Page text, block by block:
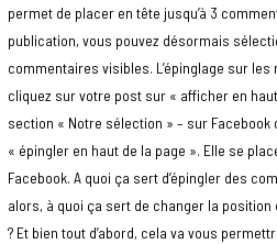
permet de placer en tête jusqu’à 3
publication, vous pouvez désormais
commentaires visibles. L’épinglage sur
cliquez sur votre post sur « afficher en
section « Notre sélection » – sur
« épingler en haut de la page ». Elle se
Facebook. A quoi ça sert d’épingler des
alors, à quoi ça sert de changer la
? Et bien tout d’abord, cela va vous